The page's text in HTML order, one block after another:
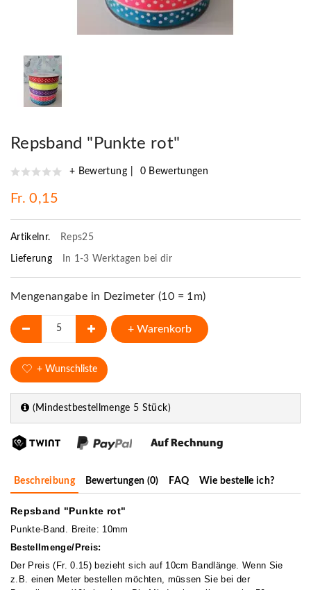
Repsband "Punkte rot"
+ Bewertung 0 Bewertungen
Fr. 0,15
Artikelnr. Reps25
Lieferung In 1-3 Werktagen bei dir
Mengenangabe in Dezimeter (10 = 1m)
+ Warenkorb
+ Wunschliste
(Mindestbestellmenge 5 Stück)
Beschreibung Bewertungen (0) FAQ Wie bestelle ich?
Repsband "Punkte rot"
Punkte-Band. Breite: 10mm
Bestellmenge/Preis:
Der Preis (Fr. 0.15) bezieht sich auf 10cm Bandlänge. Wenn Sie
z.B. einen Meter bestellen möchten, müssen Sie bei der